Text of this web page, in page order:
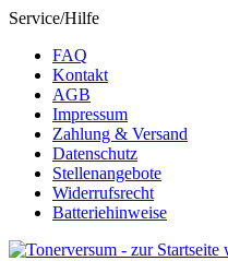
Service/Hilfe
FAQ
Kontakt
AGB
Impressum
Zahlung & Versand
Datenschutz
Stellenangebote
Widerrufsrecht
Batteriehinweise